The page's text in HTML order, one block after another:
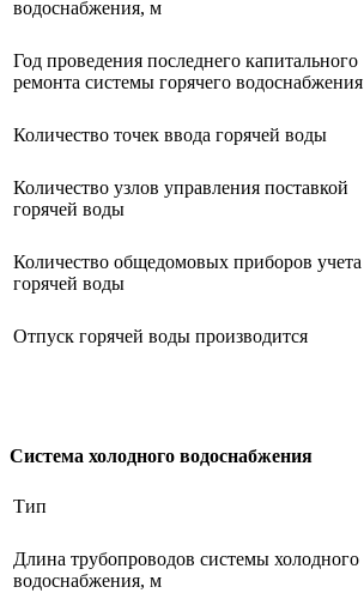
водоснабжения, м
Год проведения последнего капитального
ремонта системы горячего водоснабжения
Количество точек ввода горячей воды
Количество узлов управления поставкой
горячей воды
Количество общедомовых приборов учета
горячей воды
Отпуск горячей воды производится
Система холодного водоснабжения
Тип
Длина трубопроводов системы холодного
водоснабжения, м